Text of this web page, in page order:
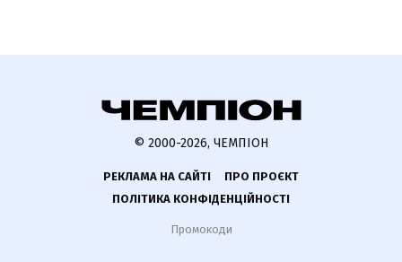
© 2000-2026, ЧЕМПІОН
РЕКЛАМА НА САЙТІ
ПРО ПРОЄКТ
ПОЛІТИКА КОНФІДЕНЦІЙНОСТІ
Промокоди